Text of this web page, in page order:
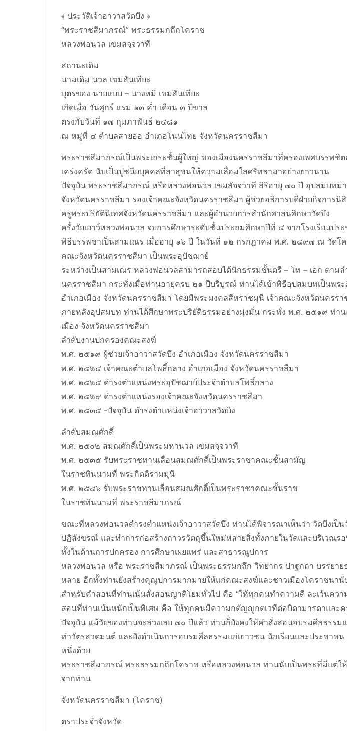
﴾ ประวัติเจ้าอาวาสวัดบึง ﴿
“พระราชสีมาภรณ์” พระธรรมกถึกโคราช
หลวงพ่อนวล เขมสจฺจวาที
สถานะเดิม
นามเดิม นวล เขมสันเทียะ
บุตรของ นายแบบ – นางหมิ เขมสันเทียะ
เกิดเมื่อ วันศุกร์ แรม ๑๓ ค่ำ เดือน ๓ ปีขาล
ตรงกับวันที่ ๑๗ กุมภาพันธ์ ๒๔๘๑
ณ หมู่ที่ ๔ ตำบลสายออ อำเภอโนนไทย จังหวัดนครราชสีมา
พระราชสีมาภรณ์เป็นพระเถระชั้นผู้ใหญ่ ของเมืองนครราชสีมาที่ครองเพศบรรพ
เคร่งครัด นับเป็นปูชนียบุคคลที่สาธุชนให้ความเลื่อมใสศรัทธามาอย่างยาวนาน
ปัจจุบัน พระราชสีมาภรณ์ หรือหลวงพ่อนวล เขมสัจจวาที สิริอายุ ๗๐ ปี อุปสมบทมา
จังหวัดนครราชสีมา รองเจ้าคณะจังหวัดนครราชสีมา ผู้ช่วยอธิการบดีฝ่ายกิจการ
ครูพระปริยัตินิเทศจังหวัดนครราชสีมา และผู้อำนวยการสำนักศาสนศึกษาวัดบึง
ครั้งวัยเยาว์หลวงพ่อนวล จบการศึกษาระดับชั้นประถมศึกษาปีที่ ๔ จากโรงเรียนป
พิธีบรรพชาเป็นสามเณร เมื่ออายุ ๑๖ ปี ในวันที่ ๑๒ กรกฎาคม พ.ศ. ๒๔๙๗ ณ วัดโ
คณะจังหวัดนครราชสีมา เป็นพระอุปัชฌาย์
ระหว่างเป็นสามเณร หลวงพ่อนวลสามารถสอบได้นักธรรมชั้นตรี – โท – เอก ตาม
นครราชสีมา กระทั่งเมื่อท่านอายุครบ ๒๑ ปีบริบูรณ์ ท่านได้เข้าพิธีอุปสมบทเป็น
อำเภอเมือง จังหวัดนครราชสีมา โดยมีพระมงคลสีหราชมุนี เจ้าคณะจังหวัดนครร
ภายหลังอุปสมบท ท่านได้ศึกษาพระปริยัติธรรมอย่างมุ่งมั่น กระทั่ง พ.ศ. ๒๕๑๙ ท่
เมือง จังหวัดนครราชสีมา
ลำดับงานปกครองคณะสงฆ์
พ.ศ. ๒๕๑๙ ผู้ช่วยเจ้าอาวาสวัดบึง อำเภอเมือง จังหวัดนครราชสีมา
พ.ศ. ๒๕๒๔ เจ้าคณะตำบลโพธิ์กลาง อำเภอเมือง จังหวัดนครราชสีมา
พ.ศ. ๒๕๒๕ ดำรงตำแหน่งพระอุปัชฌาย์ประจำตำบลโพธิ์กลาง
พ.ศ. ๒๕๒๙ ดำรงตำแหน่งรองเจ้าคณะจังหวัดนครราชสีมา
พ.ศ. ๒๕๓๕ -ปัจจุบัน ดำรงตำแหน่งเจ้าอาวาสวัดบึง
ลำดับสมณศักดิ์
พ.ศ. ๒๕๐๒ สมณศักดิ์เป็นพระมหานวล เขมสจฺจวาที
พ.ศ. ๒๕๓๕ รับพระราชทานเลื่อนสมณศักดิ์เป็นพระราชาคณะชั้นสามัญ
ในราชทินนามที่ พระกิตติรามมุนี
พ.ศ. ๒๕๔๖ รับพระราชทานเลื่อนสมณศักดิ์เป็นพระราชาคณะชั้นราช
ในราชทินนามที่ พระราชสีมาภรณ์
ขณะที่หลวงพ่อนวลดำรงตำแหน่งเจ้าอาวาสวัดบึง ท่านได้พิจารณาเห็นว่า วัดบึงเป็
ปฏิสังขรณ์ และทำการก่อสร้างถาวรวัตถุขึ้นใหม่หลายสิ่งทั้งภายในวัดและบริเวณ
ทั้งในด้านการปกครอง การศึกษาเผยแพร่ และสาธารณูปการ
หลวงพ่อนวล หรือ พระราชสีมาภรณ์ เป็นพระธรรมกถึก วิทยากร ปาฐกถา บรรย
หลาย อีกทั้งท่านยังสร้างคุณูปการมากมายให้แก่คณะสงฆ์และชาวเมืองโคราชนานั
สำหรับคำสอนที่ท่านเน้นสั่งสอนญาติโยมทั่วไป คือ “ให้ทุกคนทำความดี ละเว้นค
สอนที่ท่านเน้นหนักเป็นพิเศษ คือ ให้ทุกคนมีความกตัญญูกตเวทีต่อบิดามารดาและค
ปัจจุบัน แม้วัยของท่านจะล่วงเลย ๗๐ ปีแล้ว ท่านก็ยังคงให้คำสั่งสอนอบรมศีลธร
ทำวัตรสวดมนต์ และยังดำเนินการอบรมศีลธรรมแก่เยาวชน นักเรียนและประชา
หนึ่งด้วย
พระราชสีมาภรณ์ พระธรรมกถึกโคราช หรือหลวงพ่อนวล ท่านนับเป็นพระที่มีแต่ใ
จากท่าน
จังหวัดนครราชสีมา (โคราช)
ตราประจำจังหวัด